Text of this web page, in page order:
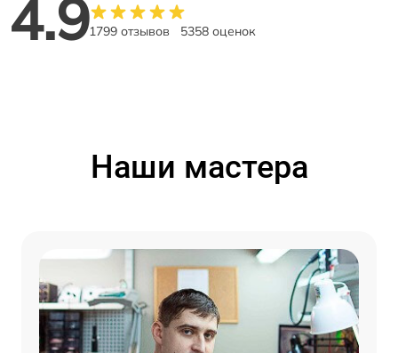
4.91799 отзывов 5358 оценок
Наши мастера